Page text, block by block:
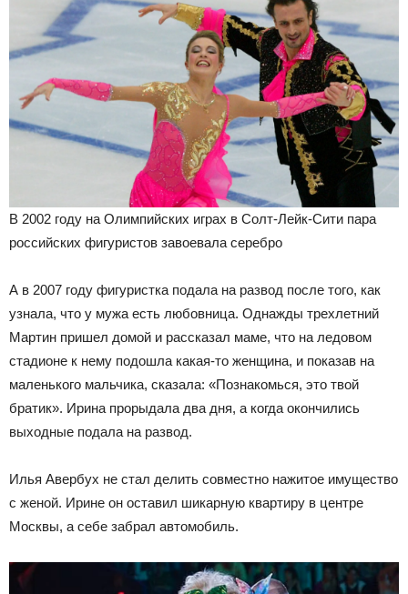
В 2002 году на Олимпийских играх в Солт-Лейк-Сити пара
российских фигуристов завоевала серебро
А в 2007 году фигуристка подала на развод после того, как
узнала, что у мужа есть любовница. Однажды трехлетний
Мартин пришел домой и рассказал маме, что на ледовом
стадионе к нему подошла какая-то женщина, и показав на
маленького мальчика, сказала: «Познакомься, это твой
братик». Ирина прорыдала два дня, а когда окончились
выходные подала на развод.
Илья Авербух не стал делить совместно нажитое имущество
с женой. Ирине он оставил шикарную квартиру в центре
Москвы, а себе забрал автомобиль.